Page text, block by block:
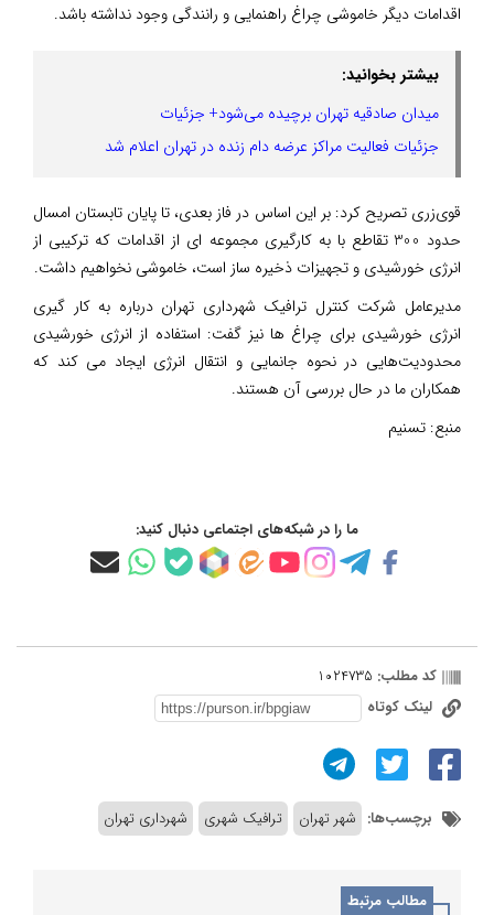
اقدامات دیگر خاموشی چراغ راهنمایی و رانندگی وجود نداشته باشد.
بیشتر بخوانید:
میدان صادقیه تهران برچیده می‌شود+ جزئیات
جزئیات فعالیت مراکز عرضه دام زنده در تهران اعلام شد
قوی‌زری تصریح کرد: بر این اساس در فاز بعدی، تا پایان تابستان امسال
حدود 300 تقاطع با به کارگیری مجموعه ای از اقدامات که ترکیبی از
انرژی خورشیدی و تجهیزات ذخیره ساز است، خاموشی نخواهیم داشت.
مدیرعامل شرکت کنترل ترافیک شهرداری تهران درباره به کار گیری
انرژی خورشیدی برای چراغ ها نیز گفت: استفاده از انرژی خورشیدی
محدودیت‌هایی در نحوه جانمایی و انتقال انرژی ایجاد می کند که
همکاران ما در حال بررسی آن هستند.
منبع: تسنیم
ما را در شبکه‌های اجتماعی دنبال کنید:
کد مطلب: 1024735
لینک کوتاه
برچسب‌ها: شهر تهران ترافیک شهری شهرداری تهران
مطالب مرتبط